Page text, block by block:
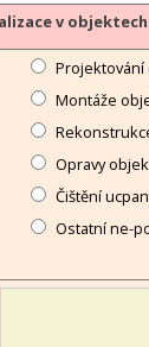
v objektech
Projektování
Montáže
Opravy
Čištění
Ostatní ne-